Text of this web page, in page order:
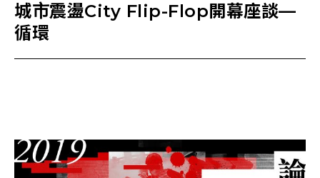
城市震盪City Flip-Flop開幕座談—
循環